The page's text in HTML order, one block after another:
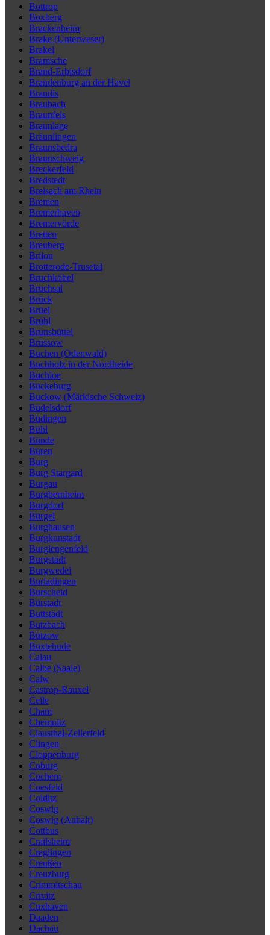
Bottrop
Boxberg
Brackenheim
Brake (Unterweser)
Brakel
Bramsche
Brand-Erbisdorf
Brandenburg an der Havel
Brandis
Braubach
Braunfels
Braunlage
Bräunlingen
Braunsbedra
Braunschweig
Breckerfeld
Bredstedt
Breisach am Rhein
Bremen
Bremerhaven
Bremervörde
Bretten
Breuberg
Brilon
Brotterode-Trusetal
Bruchköbel
Bruchsal
Brück
Brüel
Brühl
Brunsbüttel
Brüssow
Buchen (Odenwald)
Buchholz in der Nordheide
Buchloe
Bückeburg
Buckow (Märkische Schweiz)
Büdelsdorf
Büdingen
Bühl
Bünde
Büren
Burg
Burg Stargard
Burgau
Burgbernheim
Burgdorf
Bürgel
Burghausen
Burgkunstadt
Burglengenfeld
Burgstädt
Burgwedel
Burladingen
Burscheid
Bürstadt
Buttstädt
Butzbach
Bützow
Buxtehude
Calau
Calbe (Saale)
Calw
Castrop-Rauxel
Celle
Cham
Chemnitz
Clausthal-Zellerfeld
Clingen
Cloppenburg
Coburg
Cochem
Coesfeld
Colditz
Coswig
Coswig (Anhalt)
Cottbus
Crailsheim
Creglingen
Creußen
Creuzburg
Crimmitschau
Crivitz
Cuxhaven
Daaden
Dachau